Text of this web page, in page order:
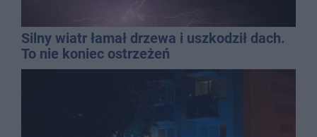
Silny wiatr łamał drzewa i uszkodził dach.
To nie koniec ostrzeżeń